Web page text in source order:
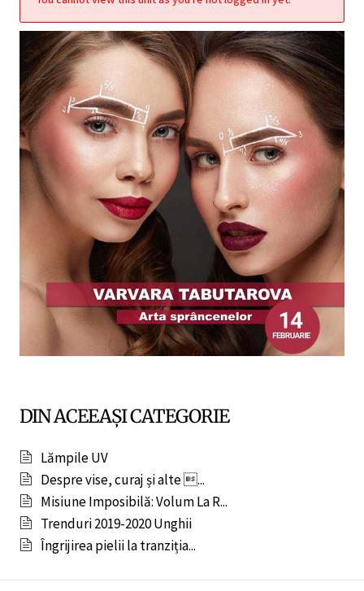
DIN ACEEAȘI CATEGORIE
Lămpile UV
Despre vise, curaj și alte ...
Misiune Imposibilă: Volum La R...
Trenduri 2019-2020 Unghii
Îngrijirea pielii la tranziția...